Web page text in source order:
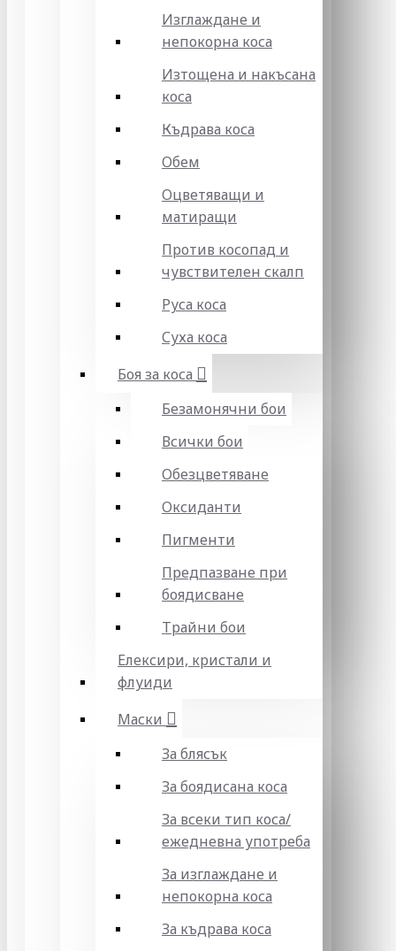
Изглаждане и
непокорна коса
Изтощена и накъсана
коса
Къдрава коса
Обем
Оцветяващи и
матиращи
Против косопад и
чувствителен скалп
Руса коса
Суха коса
Боя за коса
Безамонячни бои
Всички бои
Обезцветяване
Оксиданти
Пигменти
Предпазване при
боядисване
Трайни бои
Елексири, кристали и
флуиди
Маски
За блясък
За боядисана коса
За всеки тип коса/
ежедневна употреба
За изглаждане и
непокорна коса
За къдрава коса